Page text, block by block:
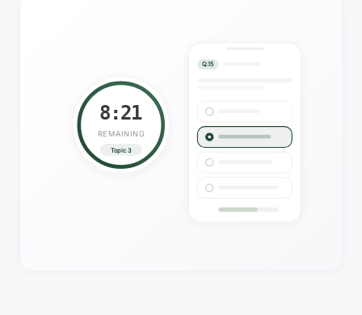
8:20
REMAINING
Topic 3
Q.15